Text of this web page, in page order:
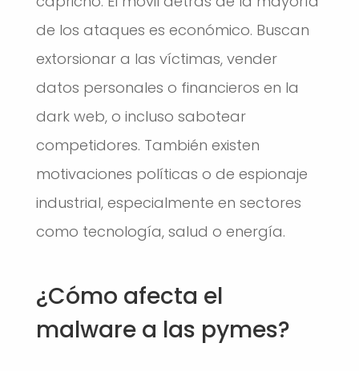
de los ataques es económico. Buscan
extorsionar a las víctimas, vender
datos personales o financieros en la
dark web, o incluso sabotear
competidores. También existen
motivaciones políticas o de espionaje
industrial, especialmente en sectores
como tecnología, salud o energía.
¿Cómo afecta el
malware a las pymes?